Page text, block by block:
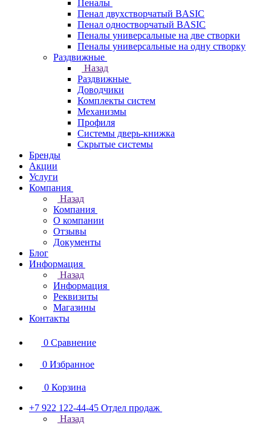
Пеналы
Пенал двухстворчатый BASIC
Пенал одностворчатый BASIC
Пеналы универсальные на две створки
Пеналы универсальные на одну створку
Раздвижные
Назад
Раздвижные
Доводчики
Комплекты систем
Механизмы
Профиля
Системы дверь-книжка
Скрытые системы
Бренды
Акции
Услуги
Компания
Назад
Компания
О компании
Отзывы
Документы
Блог
Информация
Назад
Информация
Реквизиты
Магазины
Контакты
0 Сравнение
0 Избранное
0 Корзина
+7 922 122-44-45 Отдел продаж
Назад